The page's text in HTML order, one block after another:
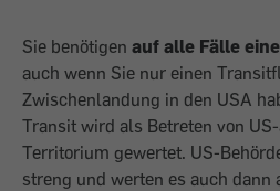
Sie benötigen auf alle Fälle
auch wenn Sie nur einen
Zwischenlandung in den USA
Transit wird als Betreten von
Territorium gewertet. US-
streng und werten es auch dann